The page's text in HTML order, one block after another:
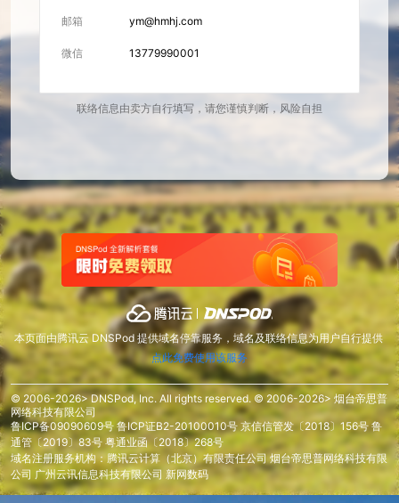
邮箱 ym@hmhj.com
微信 13779990001
联络信息由卖方自行填写，请您谨慎判断，风险自担
本页面由腾讯云 DNSPod 提供域名停靠服务，域名及联络信息为用户自行提供
点此免费使用该服务
© 2006-2026> DNSPod, Inc. All rights reserved. © 2006-2026> 烟台帝思普
网络科技有限公司
鲁ICP备09090609号 鲁ICP证B2-20100010号 京信信管发〔2018〕156号 鲁
通管〔2019〕83号 粤通业函〔2018〕268号
域名注册服务机构：腾讯云计算（北京）有限责任公司 烟台帝思普网络科技有限
公司 广州云讯信息科技有限公司 新网数码